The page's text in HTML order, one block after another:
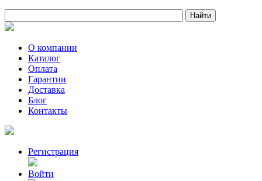
О компании
Каталог
Оплата
Гарантии
Доставка
Блог
Контакты
Регистрация
Войти